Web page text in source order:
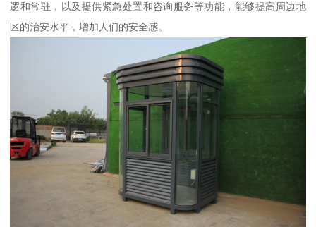
逻和常驻，以及提供紧急处置和咨询服务等功能，能够提高周边地
区的治安水平，增加人们的安全感。